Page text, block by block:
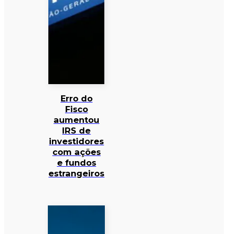
Erro do
Fisco
aumentou
IRS de
investidores
com ações
e fundos
estrangeiros